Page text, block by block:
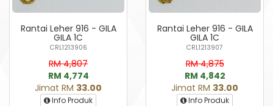
Rantai Leher 916 - GILA
GILA 1C
CRL1213906
RM 4,807
RM 4,774
Jimat RM 33.00
Info Produk
Rantai Leher 916 - GILA
GILA 1C
CRL1213907
RM 4,875
RM 4,842
Jimat RM 33.00
Info Produk